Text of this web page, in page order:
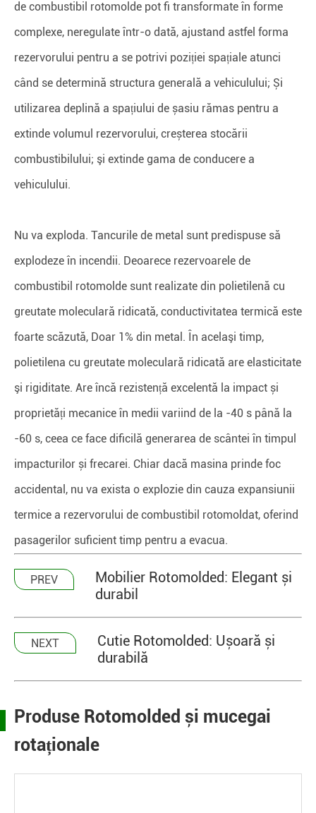
de combustibil rotomolde pot fi transformate în forme
complexe, neregulate într-o dată, ajustand astfel forma
rezervorului pentru a se potrivi poziției spațiale atunci
când se determină structura generală a vehiculului; Și
utilizarea deplină a spațiului de șasiu rămas pentru a
extinde volumul rezervorului, creșterea stocării
combustibilului; şi extinde gama de conducere a
vehiculului.
Nu va exploda. Tancurile de metal sunt predispuse să
explodeze în incendii. Deoarece rezervoarele de
combustibil rotomolde sunt realizate din polietilenă cu
greutate moleculară ridicată, conductivitatea termică este
foarte scăzută, Doar 1% din metal. În acelaşi timp,
polietilena cu greutate moleculară ridicată are elasticitate
şi rigiditate. Are încă rezistență excelentă la impact și
proprietăți mecanice în medii variind de la -40 s până la
-60 s, ceea ce face dificilă generarea de scântei în timpul
impacturilor și frecarei. Chiar dacă masina prinde foc
accidental, nu va exista o explozie din cauza expansiunii
termice a rezervorului de combustibil rotomoldat, oferind
pasagerilor suficient timp pentru a evacua.
PREV
Mobilier Rotomolded: Elegant și
durabil
NEXT
Cutie Rotomolded: Ușoară și
durabilă
Produse Rotomolded și mucegai
rotaționale